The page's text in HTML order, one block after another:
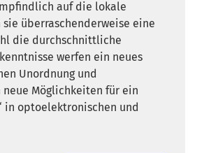
auf die lokale
überraschenderweise eine
die durchschnittliche
werfen ein neues
Unordnung und
Möglichkeiten für ein
in optoelektronischen und